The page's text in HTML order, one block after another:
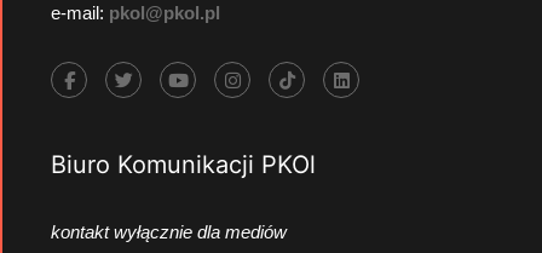
e-mail: pkol@pkol.pl
Biuro Komunikacji PKOl
kontakt wyłącznie dla mediów